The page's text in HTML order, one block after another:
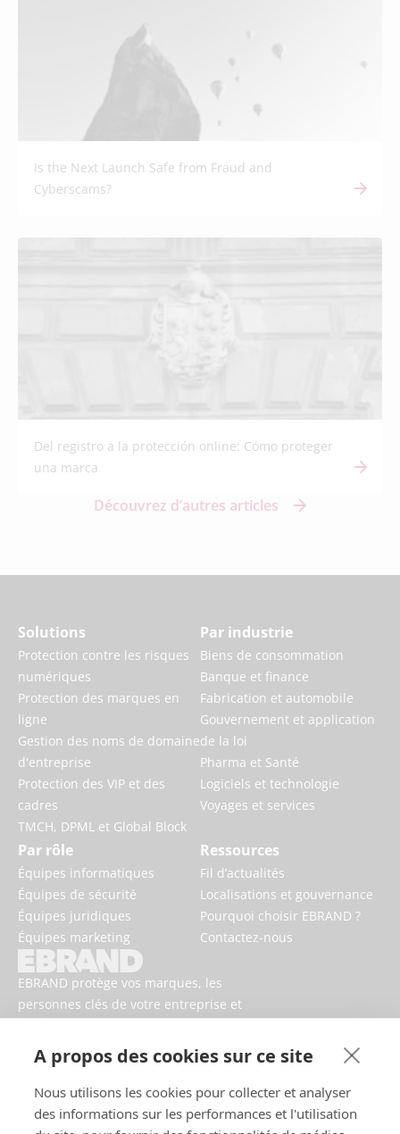
A propos des cookies sur ce site
Nous utilisons les cookies pour collecter et analyser
des informations sur les performances et l'utilisation
Is the Next Launch Safe from Fraud and
Cyberscams?
Del registro a la protección online: Cómo proteger
una marca
Découvrez d’autres articles
EBRAND protège vos marques, les
personnes clés de votre entreprise et
numériques.
Solutions
Protection contre les risques
numériques
Protection des marques en
ligne
Gestion des noms de domaine
d'entreprise
Protection des VIP et des
cadres
TMCH, DPML et Global Block
Par industrie
Biens de consommation
Banque et finance
Fabrication et automobile
Gouvernement et application
de la loi
Pharma et Santé
Logiciels et technologie
Voyages et services
Par rôle
Équipes informatiques
Équipes de sécurité
Équipes juridiques
Équipes marketing
Ressources
Fil d’actualités
Localisations et gouvernance
Pourquoi choisir EBRAND ?
Contactez-nous